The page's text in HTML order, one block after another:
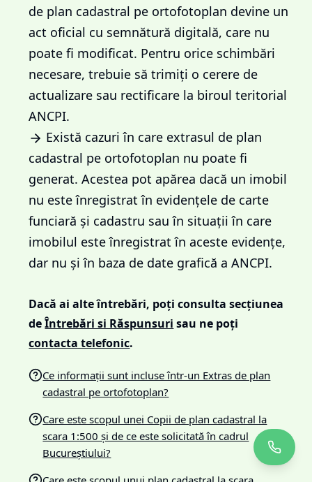
de plan cadastral pe ortofotoplan devine un
act oficial cu semnătură digitală, care nu
poate fi modificat. Pentru orice schimbări
necesare, trebuie să trimiți o cerere de
actualizare sau rectificare la biroul teritorial
ANCPI.
Există cazuri în care extrasul de plan
cadastral pe ortofotoplan nu poate fi
generat. Acestea pot apărea dacă un imobil
nu este înregistrat în evidențele de carte
funciară și cadastru sau în situații în care
imobilul este înregistrat în aceste evidențe,
dar nu și în baza de date grafică a ANCPI.
Dacă ai alte întrebări, poți consulta secțiunea
de Întrebări si Răspunsuri sau ne poți
contacta telefonic.
Ce informații sunt incluse într-un Extras de plan
cadastral pe ortofotoplan?
Care este scopul unei Copii de plan cadastral la
scara 1:500 și de ce este solicitată în cadrul
Bucureștiului?